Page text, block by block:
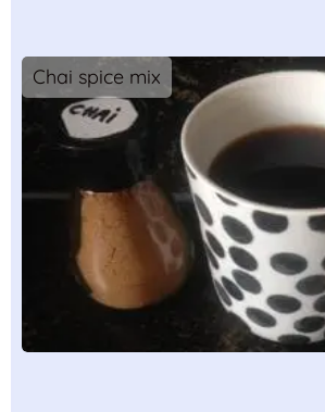
Chai spice mix